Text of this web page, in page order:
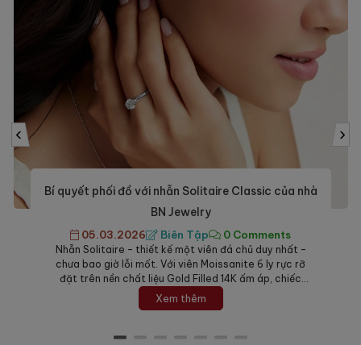
‹
đời mình. Giữa muôn vàn lựa chọn, trang sức luôn là
món quà đứng đầu danh sách nhờ giá trị bền vững và
khả năng tôn vinh vẻ đẹp quý...
Xem thêm
›